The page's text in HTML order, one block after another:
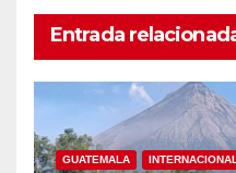
Entrada
GUATEMALA